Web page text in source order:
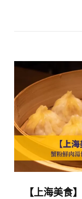
統
美The
Kam
Cheng.
感
情：
新
式
惹
【上海美食